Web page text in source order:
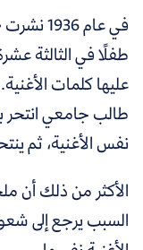
في عام
طفلًا في الثالثة
عليها كلمات
طالب جامعي انتحر
نفس الأغنية، ثم
الأكثر من ذلك أن
السبب يرجع إلى